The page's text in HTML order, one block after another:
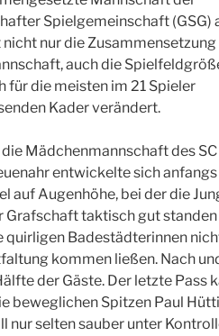
Spielgemeinschaft (GSG)
nicht nur die Zusammensetzung
auch die
für die meisten im 21 Spieler
Kader verändert.
die Mädchenmannschaft des SC
entwickelte sich anfangs
auf Augenhöhe, bei der die
Grafschaft taktisch gut standen
quirligen Badestädterinnen
kommen ließen. Nach
der Gäste. Der letzte Pass
beweglichen Spitzen Paul
nur selten sauber unter